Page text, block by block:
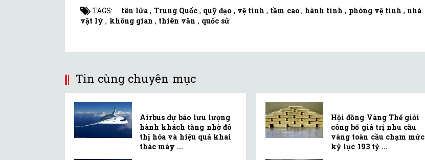
TAGS: tên lửa , Trung Quốc, quỹ đạo , vệ tinh , tầm cao,hành tinh , phóng vệ tinh , nhà
vật lý , không gian , thiên văn , quốc sử
Tin cùng chuyên mục
Airbus dự báo lưu lượng
hành khách tăng nhờ đô
thị hóa và hiệu quả khai
thác máy ...
Hội đồng Vàng Thế giới
công bố giá trị nhu cầu
vàng toàn cầu chạm mức
kỷ lục 193 tỷ ...